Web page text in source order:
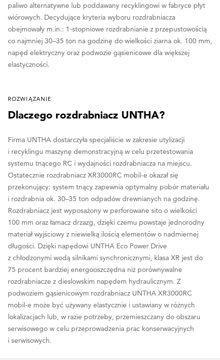
paliwo alternatywne lub poddawany recyklingowi w fabryce płyt
wiórowych. Decydujące kryteria wyboru rozdrabniacza
obejmowały m.in.: 1-stopniowe rozdrabnianie z przepustowością
co najmniej 30–35 ton na godzinę do wielkości ziarna ok. 100 mm,
napęd elektryczny oraz podwozie gąsienicowe dla większej
elastyczności.
ROZWIĄZANIE
Dlaczego rozdrabniacz UNTHA?
Firma UNTHA dostarczyła specjaliście w zakresie utylizacji
i recyklingu maszynę demonstracyjną w celu przetestowania
systemu tnącego RC i wydajności rozdrabniacza na miejscu.
Ostatecznie rozdrabniacz XR3000RC mobil-e okazał się
przekonujący: system tnący zapewnia optymalny pobór materiału
i rozdrabnia ok. 30–35 ton odpadów drewnianych na godzinę.
Rozdrabniacz jest wyposażony w perforowane sito o wielkości
100 mm oraz łamacz drzazg, dzięki czemu powstaje jednorodny
materiał wyjściowy z niewielką ilością elementów o nadmiernej
długości. Dzięki napędowi UNTHA Eco Power Drive
z chłodzonymi wodą silnikami synchronicznymi, klasa XR jest do
75 procent bardziej energooszczędna niż porównywalne
rozdrabniacze z dieslowskim napędem hydraulicznym. Z
podwoziem gąsienicowym rozdrabniacz UNTHA XR3000RC
mobil-e może być używany elastycznie i ustawiany w różnych
lokalizacjach lub, w razie potrzeby, przemieszczany do obszaru
serwisowego w celu przeprowadzenia prac konserwacyjnych
i serwisowych.